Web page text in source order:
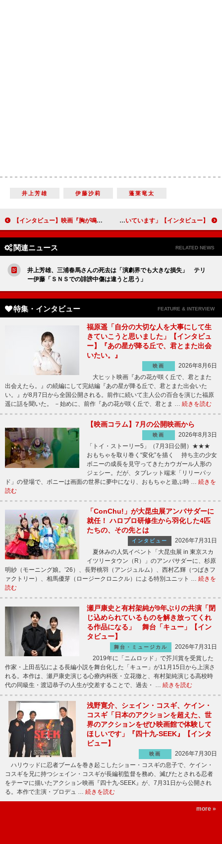
井上芳雄 伊藤沙莉 蓬莱竜太
【インタビュー】映画『胸が鳴るのは君のせい』白石聖「有馬の何げない優しさに胸キュンしました」 【インタビュー】映画『47歳 人生のステータス』マイク・ホワイト監督「この映画は、自分と他人を比較したり、他人をうらやむことの不条理さを描いています」
関連ニュース RELATED NEWS
井上芳雄、三浦春馬さんの死去は「演劇界でも大きな損失」 テリ
ー伊藤「ＳＮＳでの誹謗中傷は違うと思う」
特集・インタビュー FEATURE & INTERVIEW
福原遥「自分の大切な人を大事にして生
きていこうと思いました」【インタビュ
ー】『あの星が降る丘で、君とまた出会
いたい。』
映画
2026年8月6日
大ヒット映画『あの花が咲く丘で、君とまた
出会えたら。』の続編にして完結編『あの星が降る丘で、君とまた出会いた
い。』が8月7日から全国公開される。前作に続いて主人公の百合を演じた福原
遥に話を聞いた。 －始めに、前作『あの花が咲く丘で、君とま … 続きを読む
【映画コラム】7月の公開映画から
映画
2026年8月3日
「トイ・ストーリー5」（7月3日公開）★★★
おもちゃを取り巻く“変化”を描く 持ち主の少女
ボニーの成長を見守ってきたカウガール人形の
ジェシー。だが、タブレット端末「リリーパッ
ド」の登場で、ボニーは画面の世界に夢中になり、おもちゃと遊ぶ時 … 続きを
読む
「ConChu!」が大昆虫展アンバサダーに
就任！ ハロプロ研修生から羽化した4匹
たちの、その先とは
インタビュー
2026年7月31日
夏休みの人気イベント「大昆虫展 in 東京スカ
イツリータウン（R）」のアンバサダーに、杉原
明紗（モーニング娘。’26）、長野桃羽（アンジュルム）、西村乙輝（つばきフ
ァクトリー）、相馬優芽（ロージークロニクル）による特別ユニット … 続きを
読む
瀬戸康史と有村架純が9年ぶりの共演「閉
じ込められているものを解き放ってくれ
る作品になる」 舞台「キュー」【イン
タビュー】
舞台・ミュージカル
2026年7月31日
2019年に「ニムロッド」で芥川賞を受賞した
作家・上田岳弘による長編小説を舞台化した「キュー」が11月15日から上演さ
れる。本作は、瀬戸康史演じる心療内科医・立花徹と、有村架純演じる高校時
代の同級生・渡辺恭子の人生が交差することで、過去・ … 続きを読む
浅野寛介、シェイン・コスギ、ケイン・
コスギ「日本のアクションを超えた、世
界のアクションをぜひ映画館で体験して
ほしいです」『四十九-SEEK』【インタ
ビュー】
映画
2026年7月30日
ハリウッドに忍者ブームを巻き起こしたショー・コスギの息子で、ケイン・
コスギを兄に持つシェイン・コスギが長編初監督を務め、滅びたとされる忍者
をテーマに描いたアクション映画『四十九-SEEK』が、7月31日から公開され
る。本作で主演・プロデュ … 続きを読む
more »